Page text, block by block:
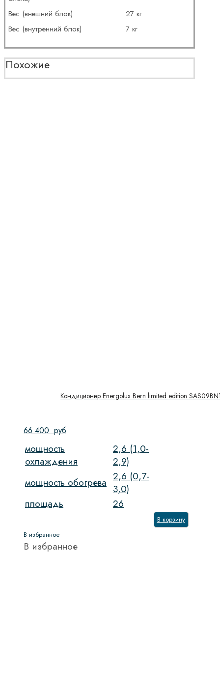
Вес (внешний блок)
27 кг
Вес (внутренний блок)
7 кг
Похожие
Кондиционер Energolux Bern limited edition
66 400 руб
мощность
охлаждения
2,6 (1,0-
2,9)
мощность обогрева 2,6 (0,7-
3,0)
площадь
26
В корзину
В избранное
В избранное